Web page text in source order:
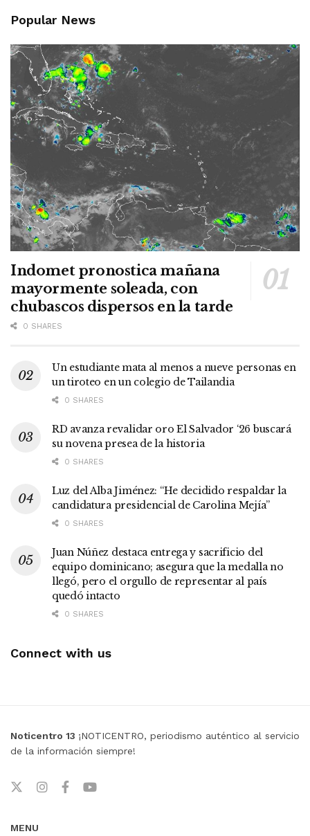
Popular News
Indomet pronostica mañana
mayormente soleada, con
chubascos dispersos en la tarde
0 SHARES
Un estudiante mata al menos a nueve personas en
un tiroteo en un colegio de Tailandia
0 SHARES
RD avanza revalidar oro El Salvador ‘26 buscará
su novena presea de la historia
0 SHARES
Luz del Alba Jiménez: “He decidido respaldar la
candidatura presidencial de Carolina Mejía”
0 SHARES
Juan Núñez destaca entrega y sacrificio del
equipo dominicano; asegura que la medalla no
llegó, pero el orgullo de representar al país
quedó intacto
0 SHARES
Connect with us
Noticentro 13 ¡NOTICENTRO, periodismo auténtico al servicio
de la información siempre!
MENU